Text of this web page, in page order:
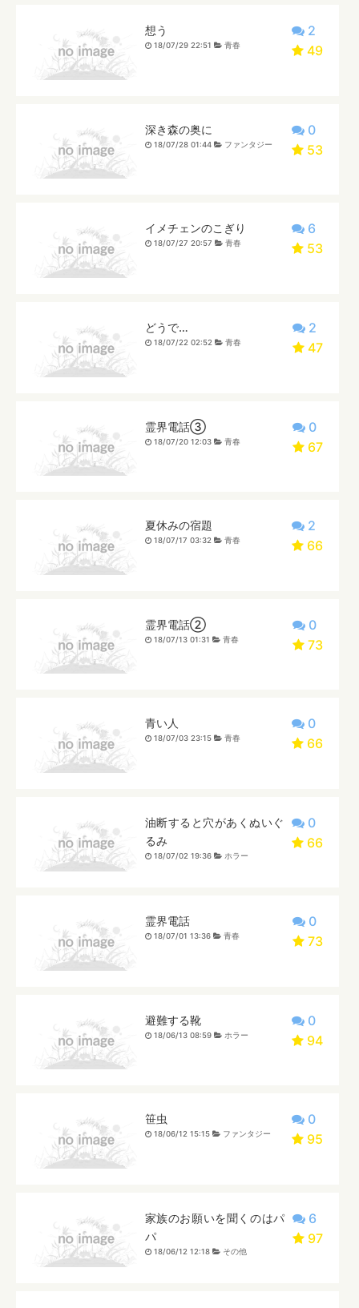
2
49
想う
18/07/29 22:51 青春
0
53
深き森の奥に
18/07/28 01:44 ファンタジー
6
53
イメチェンのこぎり
18/07/27 20:57 青春
2
47
どうで…
18/07/22 02:52 青春
0
67
霊界電話③
18/07/20 12:03 青春
2
66
夏休みの宿題
18/07/17 03:32 青春
0
73
霊界電話②
18/07/13 01:31 青春
0
66
青い人
18/07/03 23:15 青春
0
66
油断すると穴があくぬいぐ
るみ
18/07/02 19:36 ホラー
0
73
霊界電話
18/07/01 13:36 青春
0
94
避難する靴
18/06/13 08:59 ホラー
0
95
笹虫
18/06/12 15:15 ファンタジー
6
97
家族のお願いを聞くのはパ
パ
18/06/12 12:18 その他